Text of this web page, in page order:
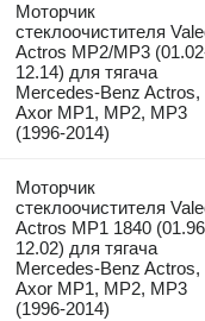
Моторчик
стеклоочистителя
Actros MP2/MP3
12.14) для тягача
Mercedes-Benz Actros,
Axor MP1, MP2, MP3
(1996-2014)
Моторчик
стеклоочистителя
Actros MP1 1840
12.02) для тягача
Mercedes-Benz Actros,
Axor MP1, MP2, MP3
(1996-2014)